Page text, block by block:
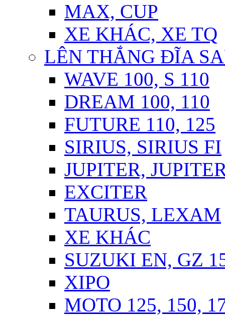
MAX, CUP
XE KHÁC, XE TQ
LÊN THẮNG ĐĨA
WAVE 100, S 110
DREAM 100, 110
FUTURE 110, 125
SIRIUS, SIRIUS FI
JUPITER,
EXCITER
TAURUS, LEXAM
XE KHÁC
SUZUKI EN, GZ
XIPO
MOTO 125, 150,